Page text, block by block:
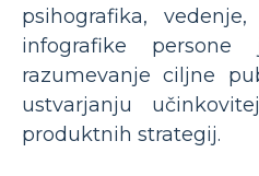
psihografika,
infografike
razumevanje ciljne
ustvarjanju
produktnih strategij.